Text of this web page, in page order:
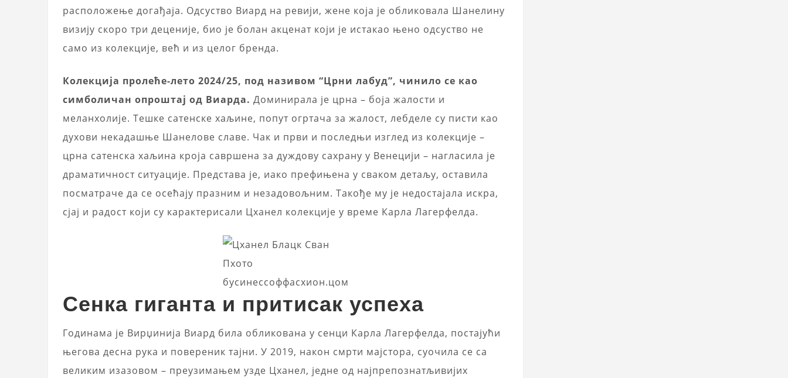
расположење догађаја. Одсуство Виард на ревији, жене која је обликовала Шанелину
визију скоро три деценије, био је болан акценат који је истакао њено одсуство не
само из колекције, већ и из целог бренда.
Колекција пролеће-лето 2024/25, под називом “Црни лабуд”, чинило се као
симболичан опроштај од Виарда. Доминирала је црна – боја жалости и
меланхолије. Тешке сатенске хаљине, попут огртача за жалост, лебделе су писти као
духови некадашње Шанелове славе. Чак и први и последњи изглед из колекције –
црна сатенска хаљина кроја савршена за дуждову сахрану у Венецији – нагласила је
драматичност ситуације. Представа је, иако префињена у сваком детаљу, оставила
посматраче да се осећају празним и незадовољним. Такође му је недостајала искра,
сјај и радост који су карактерисали Цханел колекције у време Карла Лагерфелда.
Пхото
бусинессоффасхион.цом
Сенка гиганта и притисак успеха
Годинама је Вирџинија Виард била обликована у сенци Карла Лагерфелда, постајући
његова десна рука и повереник тајни. У 2019, након смрти мајстора, суочила се са
великим изазовом – преузимањем узде Цханел, једне од најпрепознатљивијих